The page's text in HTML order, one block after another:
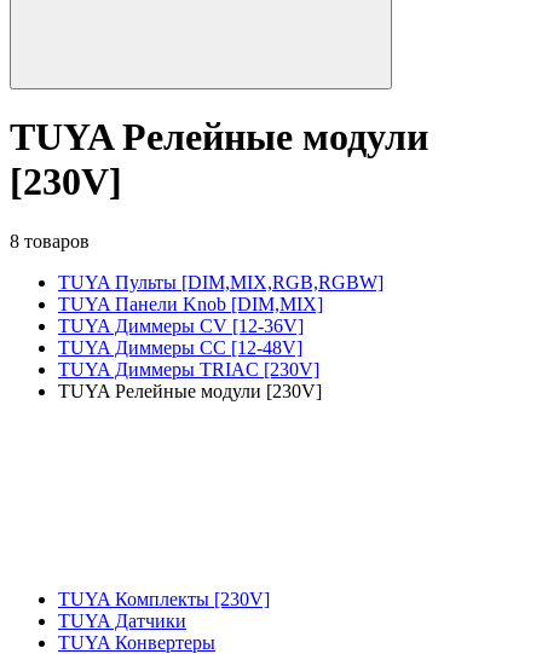
TUYA Релейные модули
[230V]
8 товаров
TUYA Пульты [DIM,MIX,RGB,RGBW]
TUYA Панели Knob [DIM,MIX]
TUYA Диммеры CV [12-36V]
TUYA Диммеры CC [12-48V]
TUYA Диммеры TRIAC [230V]
TUYA Релейные модули [230V]
TUYA Комплекты [230V]
TUYA Датчики
TUYA Конвертеры